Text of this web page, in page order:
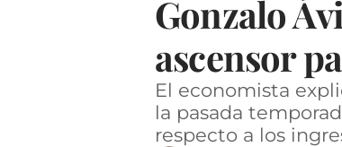
Gonzalo
ascensor
El economista
la pasada
respecto a los